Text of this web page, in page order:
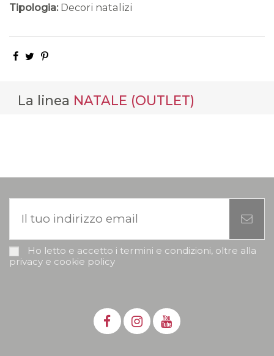
Tipologia: Decori natalizi
La linea NATALE (OUTLET)
Ho letto e accetto i termini e condizioni, oltre alla
privacy e cookie policy